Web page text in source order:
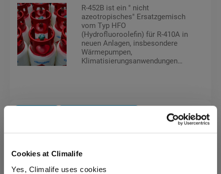
Cookies at Climalife
Yes, Climalife uses cookies
R-452B ist ein " nicht
azeotropisches" Ersatzgemisch
vom Typ HFO
(Hydrofluoroolefin) für R-410A in
neuen Anlagen, insbesondere
Wärmepumpen,
Klimatisierungsanwendungen
R-454B